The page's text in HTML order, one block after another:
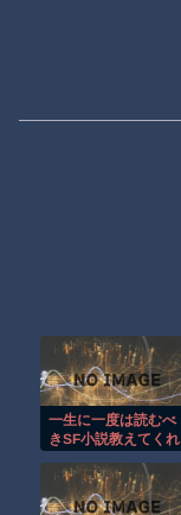
一生に一度は読むべ
きSF小説教えてくれ